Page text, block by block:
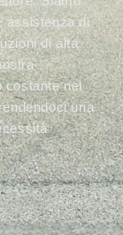
assistenza di
di alta
costante nel
una